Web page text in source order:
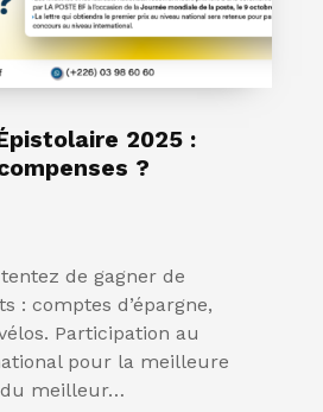
2025 :
?
de gagner de
: comptes d’épargne,
Participation au
pour la meilleure
meilleur…